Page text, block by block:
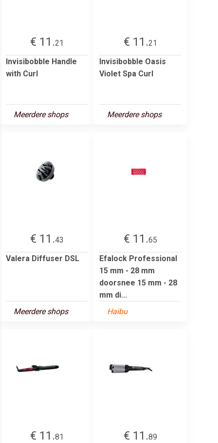
€ 11.21
Invisibobble Handle
with Curl
Meerdere shops
€ 11.21
Invisibobble Oasis
Violet Spa Curl
Meerdere shops
€ 11.43
Valera Diffuser DSL
Meerdere shops
€ 11.65
Efalock Professional
15 mm - 28 mm
doorsnee 15 mm - 28
mm di...
Haibu
€ 11.81
€ 11.89